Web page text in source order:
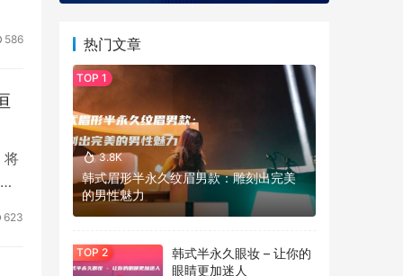
586
将
623
热门文章
3.8K
韩式眉形半永久纹眉男款：雕刻出完美
的男性魅力
韩式半永久眼妆 – 让你的
眼睛更加迷人